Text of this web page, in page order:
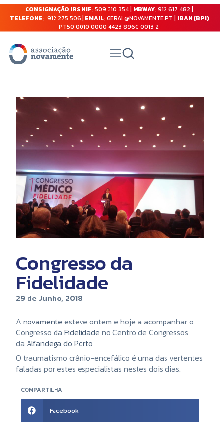
CONSIGNAÇÃO IRS NIF: 509 310 354 | MBWAY: 912 617 482 |
TELEFONE: 912 275 506 | EMAIL: GERAL@NOVAMENTE.PT | IBAN (BPI)
PT50 0010 0000 4423 8960 0013 2
COMPARTILHA
Facebook
Congresso da
Fidelidade
29 de Junho, 2018
A novamente esteve ontem e hoje a acompanhar o
Congresso da Fidelidade no Centro de Congressos
da Alfandega do Porto
O traumatismo crânio-encefálico é uma das vertentes
faladas por estes especialistas nestes dois dias.